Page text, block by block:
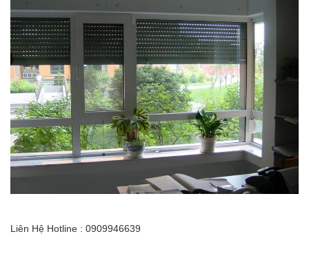
Liên Hệ Hotline : 0909946639